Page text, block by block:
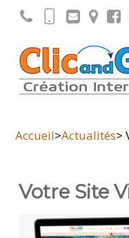
Accueil>Actualités>
Votre Site